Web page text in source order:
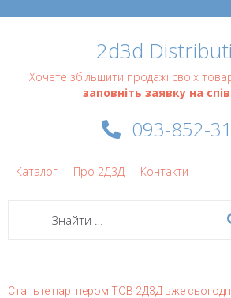
2d3d
Хочете збільшити продажі своїх
заповніть заявку на
093-852-
Каталог Про 2Д3Д Контакти
Станьте партнером ТОВ 2Д3Д вже